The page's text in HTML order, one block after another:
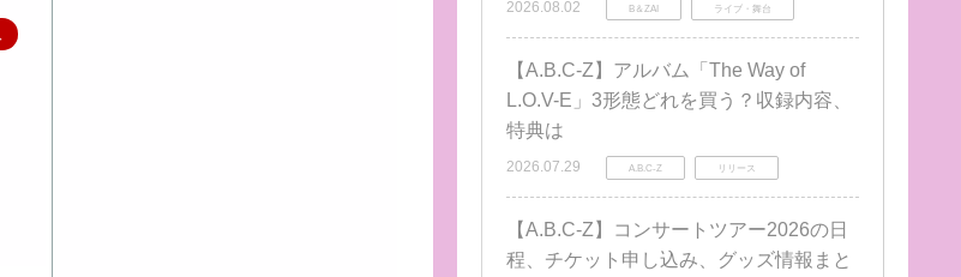
2026.08.02 B＆ZAI ライブ・舞台
【A.B.C-Z】アルバム「The Way of
L.O.V-E」3形態どれを買う？収録内容、
特典は
2026.07.29 A.B.C-Z リリース
【A.B.C-Z】コンサートツアー2026の日
程、チケット申し込み、グッズ情報まと